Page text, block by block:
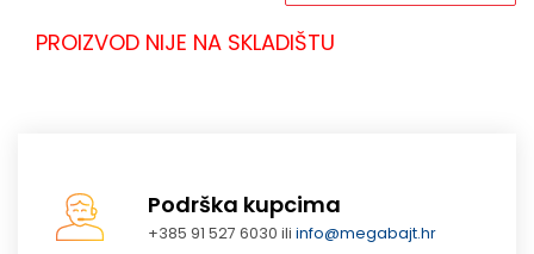
PROIZVOD NIJE NA SKLADIŠTU
Podrška kupcima
+385 91 527 6030 iliinfo@megabajt.hr